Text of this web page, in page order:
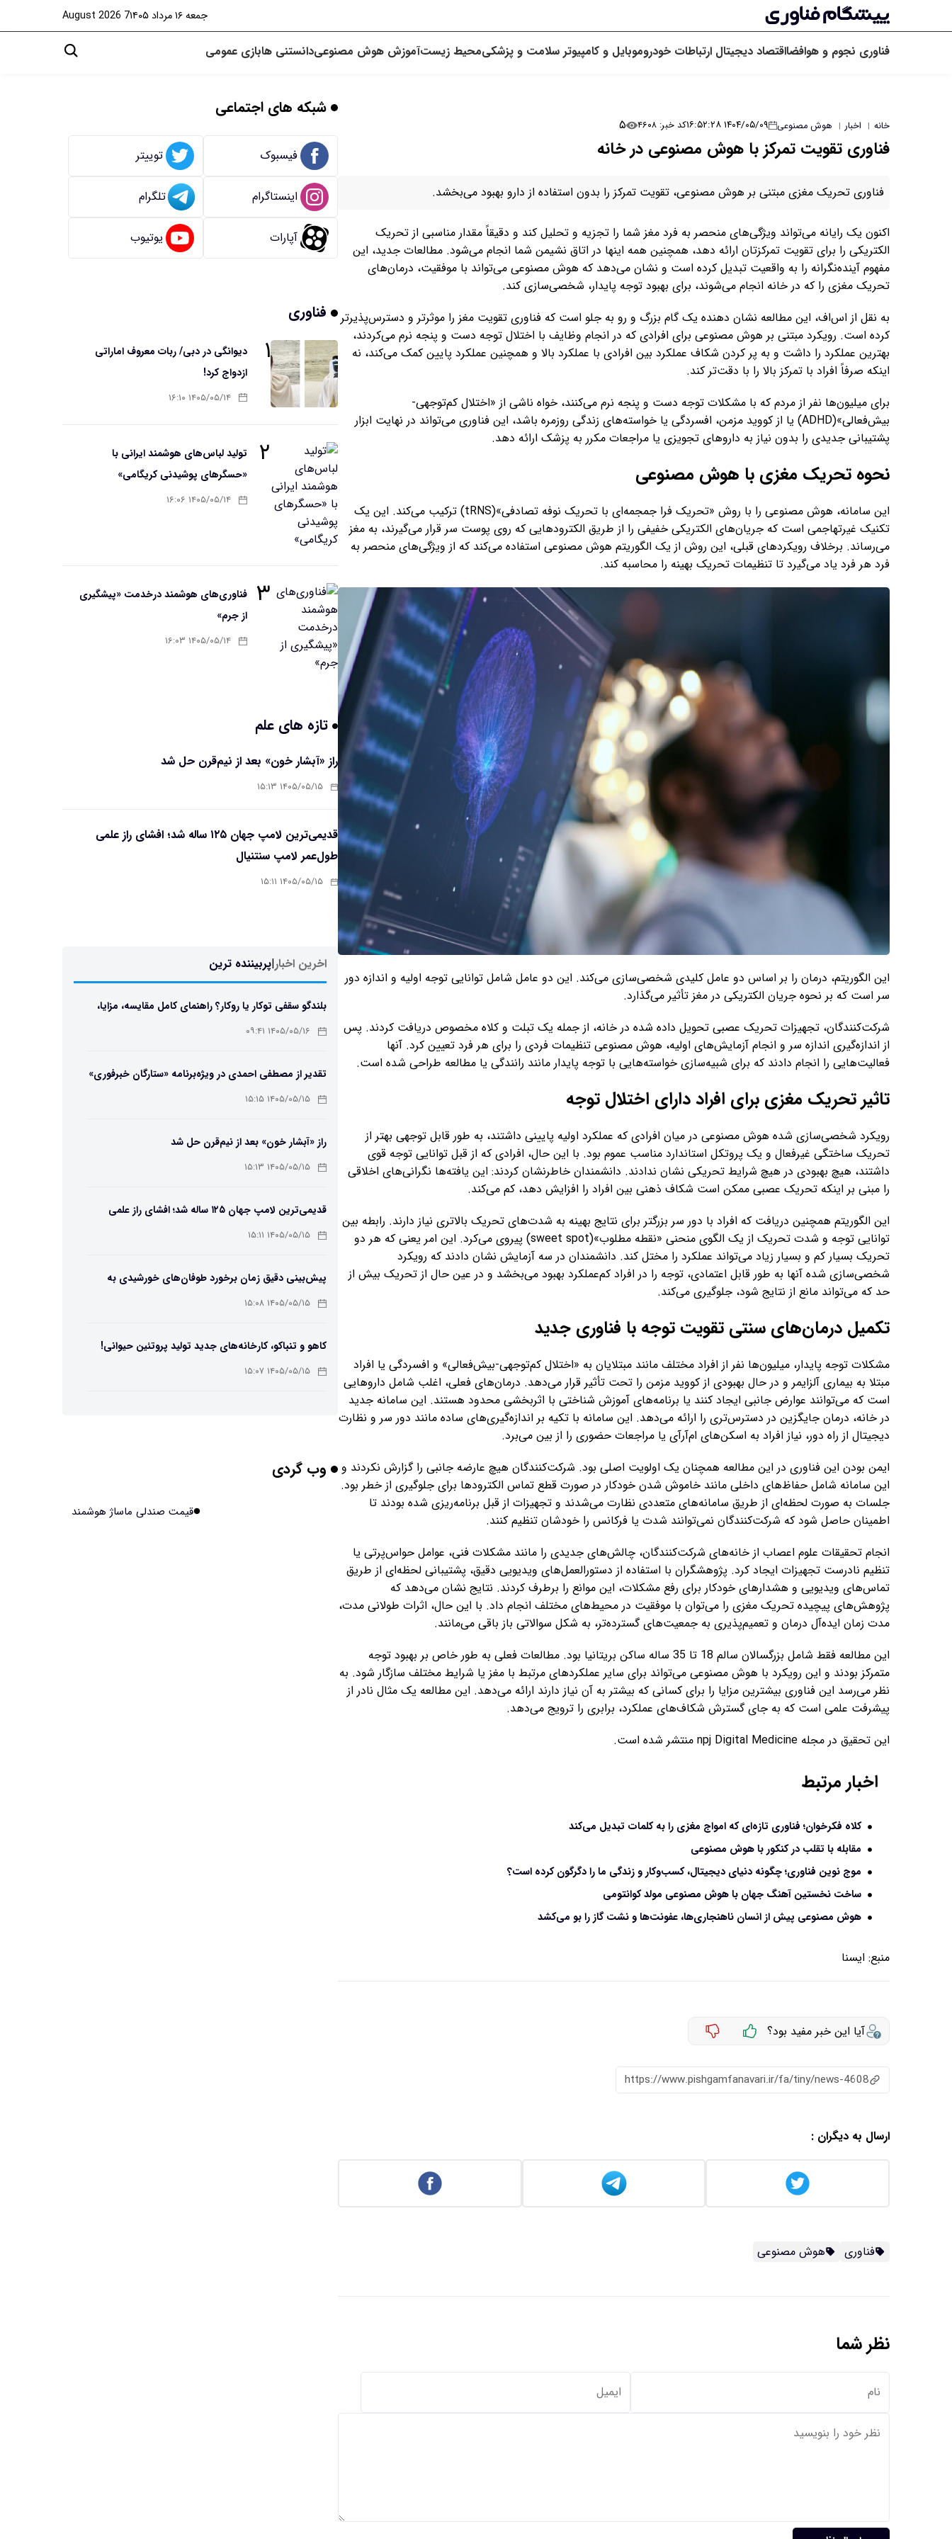
جمعه ۱۶ مرداد ۱۴۰۵ 7 August 2026
فناوری نجوم و هوافضااقتصاد دیجیتال ارتباطات خودروموبایل و کامپیوتر سلامت و پزشکیمحیط زیستآموزش هوش مصنوعیدانستنی هابازی عمومی
خانه | اخبار | هوش مصنوعی ۱۴۰۴/۰۵/۰۹ ۱۶:۵۲:۲۸ کد خبر: ۴۶۰۸ ۵
فناوری تقویت تمرکز با هوش مصنوعی در خانه
فناوری تحریک مغزی مبتنی بر هوش مصنوعی، تقویت تمرکز را بدون استفاده از دارو بهبود می‌بخشد.
اکنون یک رایانه می‌تواند ویژگی‌های منحصر به فرد مغز شما را تجزیه و تحلیل کند و دقیقاً مقدار مناسبی از تحریک
الکتریکی را برای تقویت تمرکزتان ارائه دهد، همچنین همه اینها در اتاق نشیمن شما انجام می‌شود. مطالعات جدید، این
مفهوم آینده‌نگرانه را به واقعیت تبدیل کرده است و نشان می‌دهد که هوش مصنوعی می‌تواند با موفقیت، درمان‌های
تحریک مغزی را که در خانه انجام می‌شوند، برای بهبود توجه پایدار، شخصی‌سازی کند.
به نقل از اس‌اف، این مطالعه نشان دهنده یک گام بزرگ و رو به جلو است که فناوری تقویت مغز را موثرتر و دسترس‌پذیرتر
کرده است. رویکرد مبتنی بر هوش مصنوعی برای افرادی که در انجام وظایف با اختلال توجه دست و پنجه نرم می‌کردند،
بهترین عملکرد را داشت و به پر کردن شکاف عملکرد بین افرادی با عملکرد بالا و همچنین عملکرد پایین کمک می‌کند، نه
اینکه صرفاً افراد با تمرکز بالا را با دقت‌تر کند.
برای میلیون‌ها نفر از مردم که با مشکلات توجه دست و پنجه نرم می‌کنند، خواه ناشی از «اختلال کم‌توجهی-
بیش‌فعالی»(ADHD) یا از کووید مزمن، افسردگی یا خواسته‌های زندگی روزمره باشد، این فناوری می‌تواند در نهایت ابزار
پشتیبانی جدیدی را بدون نیاز به داروهای تجویزی یا مراجعات مکرر به پزشک ارائه دهد.
نحوه تحریک مغزی با هوش مصنوعی
این سامانه، هوش مصنوعی را با روش «تحریک فرا جمجمه‌ای با تحریک نوفه تصادفی»(tRNS) ترکیب می‌کند. این یک
تکنیک غیرتهاجمی است که جریان‌های الکتریکی خفیفی را از طریق الکترودهایی که روی پوست سر قرار می‌گیرند، به مغز
می‌رساند. برخلاف رویکردهای قبلی، این روش از یک الگوریتم هوش مصنوعی استفاده می‌کند که از ویژگی‌های منحصر به
فرد هر فرد یاد می‌گیرد تا تنظیمات تحریک بهینه را محاسبه کند.
این الگوریتم، درمان را بر اساس دو عامل کلیدی شخصی‌سازی می‌کند. این دو عامل شامل توانایی توجه اولیه و اندازه دور
سر است که بر نحوه جریان الکتریکی در مغز تأثیر می‌گذارد.
شرکت‌کنندگان، تجهیزات تحریک عصبی تحویل داده شده در خانه، از جمله یک تبلت و کلاه مخصوص دریافت کردند. پس
از اندازه‌گیری اندازه سر و انجام آزمایش‌های اولیه، هوش مصنوعی تنظیمات فردی را برای هر فرد تعیین کرد. آنها
فعالیت‌هایی را انجام دادند که برای شبیه‌سازی خواسته‌هایی با توجه پایدار مانند رانندگی یا مطالعه طراحی شده است.
تاثیر تحریک مغزی برای افراد دارای اختلال توجه
رویکرد شخصی‌سازی شده هوش مصنوعی در میان افرادی که عملکرد اولیه پایینی داشتند، به طور قابل توجهی بهتر از
تحریک ساختگی غیرفعال و یک پروتکل استاندارد مناسب عموم بود. با این حال، افرادی که از قبل توانایی توجه قوی
داشتند، هیچ بهبودی در هیچ شرایط تحریکی نشان ندادند. دانشمندان خاطرنشان کردند: این یافته‌ها نگرانی‌های اخلاقی
را مبنی بر اینکه تحریک عصبی ممکن است شکاف ذهنی بین افراد را افزایش دهد، کم می‌کند.
این الگوریتم همچنین دریافت که افراد با دور سر بزرگتر برای نتایج بهینه به شدت‌های تحریک بالاتری نیاز دارند. رابطه بین
توانایی توجه و شدت تحریک از یک الگوی منحنی «نقطه مطلوب»(sweet spot) پیروی می‌کرد. این امر یعنی که هر دو
تحریک بسیار کم و بسیار زیاد می‌تواند عملکرد را مختل کند. دانشمندان در سه آزمایش نشان دادند که رویکرد
شخصی‌سازی شده آنها به طور قابل اعتمادی، توجه را در افراد کم‌عملکرد بهبود می‌بخشد و در عین حال از تحریک بیش از
حد که می‌تواند مانع از نتایج شود، جلوگیری می‌کند.
تکمیل درمان‌های سنتی تقویت توجه با فناوری جدید
مشکلات توجه پایدار، میلیون‌ها نفر از افراد مختلف مانند مبتلایان به «اختلال کم‌توجهی-بیش‌فعالی» و افسردگی یا افراد
مبتلا به بیماری آلزایمر و در حال بهبودی از کووید مزمن را تحت تأثیر قرار می‌دهد. درمان‌های فعلی، اغلب شامل داروهایی
است که می‌توانند عوارض جانبی ایجاد کنند یا برنامه‌های آموزش شناختی با اثربخشی محدود هستند. این سامانه جدید
در خانه، درمان جایگزین در دسترس‌تری را ارائه می‌دهد. این سامانه با تکیه بر اندازه‌گیری‌های ساده مانند دور سر و نظارت
دیجیتال از راه دور، نیاز افراد به اسکن‌های ام‌آرآی یا مراجعات حضوری را از بین می‌برد.
ایمن بودن این فناوری در این مطالعه همچنان یک اولویت اصلی بود. شرکت‌کنندگان هیچ عارضه جانبی را گزارش نکردند و
این سامانه شامل حفاظ‌های داخلی مانند خاموش شدن خودکار در صورت قطع تماس الکترودها برای جلوگیری از خطر بود.
جلسات به صورت لحظه‌ای از طریق سامانه‌های متعددی نظارت می‌شدند و تجهیزات از قبل برنامه‌ریزی شده بودند تا
اطمینان حاصل شود که شرکت‌کنندگان نمی‌توانند شدت یا فرکانس را خودشان تنظیم کنند.
انجام تحقیقات علوم اعصاب از خانه‌های شرکت‌کنندگان، چالش‌های جدیدی را مانند مشکلات فنی، عوامل حواس‌پرتی یا
تنظیم نادرست تجهیزات ایجاد کرد. پژوهشگران با استفاده از دستورالعمل‌های ویدیویی دقیق، پشتیبانی لحظه‌ای از طریق
تماس‌های ویدیویی و هشدارهای خودکار برای رفع مشکلات، این موانع را برطرف کردند. نتایج نشان می‌دهد که
پژوهش‌های پیچیده تحریک مغزی را می‌توان با موفقیت در محیط‌های مختلف انجام داد. با این حال، اثرات طولانی مدت،
مدت زمان ایده‌آل درمان و تعمیم‌پذیری به جمعیت‌های گسترده‌تر، به شکل سوالاتی باز باقی می‌مانند.
این مطالعه فقط شامل بزرگسالان سالم 18 تا 35 ساله ساکن بریتانیا بود. مطالعات فعلی به طور خاص بر بهبود توجه
متمرکز بودند و این رویکرد با هوش مصنوعی می‌تواند برای سایر عملکردهای مرتبط با مغز یا شرایط مختلف سازگار شود. به
نظر می‌رسد این فناوری بیشترین مزایا را برای کسانی که بیشتر به آن نیاز دارند ارائه می‌دهد. این مطالعه یک مثال نادر از
پیشرفت علمی است که به جای گسترش شکاف‌های عملکرد، برابری را ترویج می‌دهد.
این تحقیق در مجله npj Digital Medicine منتشر شده است.
اخبار مرتبط
کلاه فکرخوان؛ فناوری تازه‌ای که امواج مغزی را به کلمات تبدیل می‌کند
مقابله با تقلب در کنکور با هوش مصنوعی
موج نوین فناوری؛ چگونه دنیای دیجیتال، کسب‌وکار و زندگی ما را دگرگون کرده است؟
ساخت نخستین آهنگ جهان با هوش مصنوعی مولد کوانتومی
هوش مصنوعی پیش از انسان ناهنجاری‌ها، عفونت‌ها و نشت گاز را بو می‌کشد
منبع: ايسنا
آیا این خبر مفید بود؟
https://www.pishgamfanavari.ir/fa/tiny/news-4608
ارسال به دیگران :
فناوری هوش مصنوعی
نظر شما
شبکه های اجتماعی
فیسبوک توییتر
اینستاگرام تلگرام
آپارات یوتیوب
فناوری
۱
دیوانگی در دبی/ ربات معروف اماراتی
ازدواج کرد!
۱۴۰۵/۰۵/۱۴ ۱۶:۱۰
۲
تولید لباس‌های هوشمند ایرانی با
«حسگرهای پوشیدنی کریگامی»
۱۴۰۵/۰۵/۱۴ ۱۶:۰۶
۳ فناوری‌های هوشمند درخدمت «پیشگیری
از جرم»
۱۴۰۵/۰۵/۱۴ ۱۶:۰۳
تازه های علم
راز «آبشار خون» بعد از نیم‌قرن حل شد
۱۴۰۵/۰۵/۱۵ ۱۵:۱۳
قدیمی‌ترین لامپ جهان ۱۲۵ ساله شد؛ افشای راز علمی
طول‌عمر لامپ سنتنیال
۱۴۰۵/۰۵/۱۵ ۱۵:۱۱
اخرین اخبار|پربیننده ترین
بلندگو سقفی توکار یا روکار؟ راهنمای کامل مقایسه، مزایا،
معایب و انتخاب بهترین مدل
۱۴۰۵/۰۵/۱۶ ۰۹:۴۱
تقدیر از مصطفی احمدی در ویژه‌برنامه «ستارگان خبرفوری»
۱۴۰۵/۰۵/۱۵ ۱۵:۱۵
راز «آبشار خون» بعد از نیم‌قرن حل شد
۱۴۰۵/۰۵/۱۵ ۱۵:۱۳
قدیمی‌ترین لامپ جهان ۱۲۵ ساله شد؛ افشای راز علمی
طول‌عمر لامپ سنتنیال
۱۴۰۵/۰۵/۱۵ ۱۵:۱۱
پیش‌بینی دقیق زمان برخورد طوفان‌های خورشیدی به
زمین ممکن شد
۱۴۰۵/۰۵/۱۵ ۱۵:۰۸
کاهو و تنباکو، کارخانه‌های جدید تولید پروتئین حیوانی!
۱۴۰۵/۰۵/۱۵ ۱۵:۰۷
چرا افراد مضطرب دنیا را متفاوت می بینند؟
وب گردی
قیمت صندلی ماساژ هوشمند